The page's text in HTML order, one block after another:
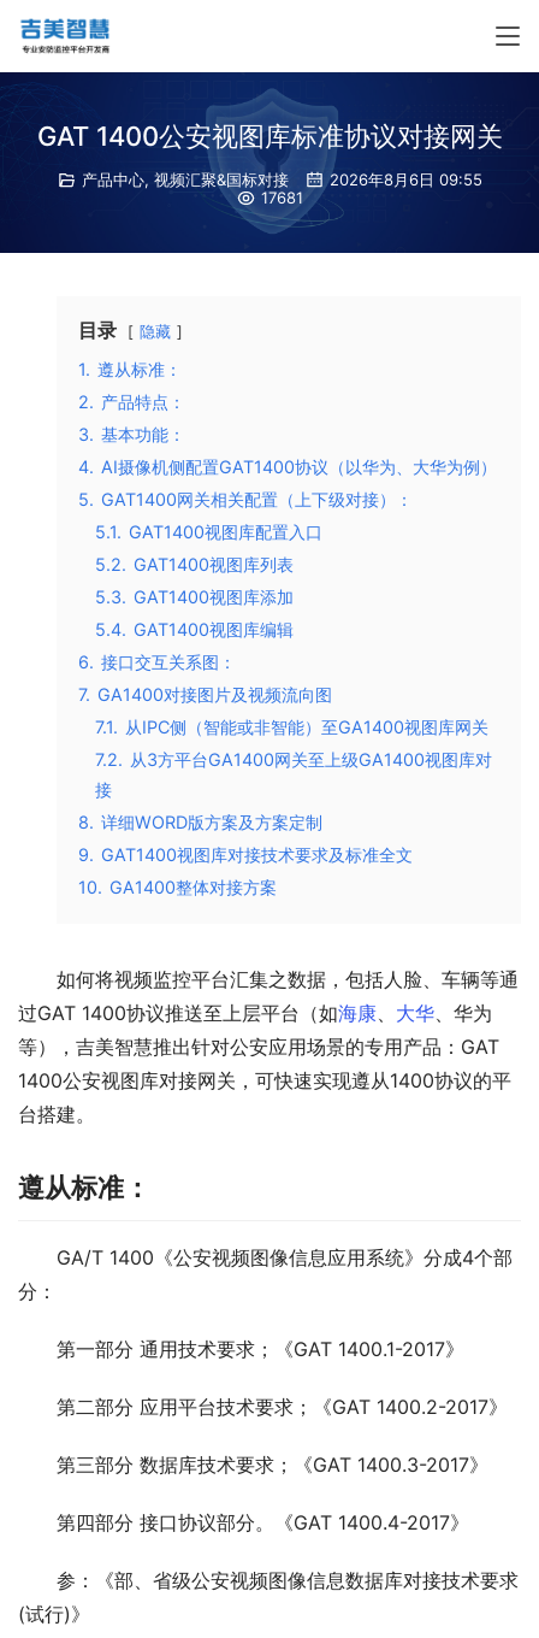
GAT 1400公安视图库标准协议对接网关
产品中心, 视频汇聚&国标对接
2026年8月6日 09:55
17681
目录 隐藏
1. 遵从标准：
2. 产品特点：
3. 基本功能：
4. AI摄像机侧配置GAT1400协议（以华为、大华为例）
5. GAT1400网关相关配置（上下级对接）：
5.1. GAT1400视图库配置入口
5.2. GAT1400视图库列表
5.3. GAT1400视图库添加
5.4. GAT1400视图库编辑
6. 接口交互关系图：
7. GA1400对接图片及视频流向图
7.1. 从IPC侧（智能或非智能）至GA1400视图库网关
7.2. 从3方平台GA1400网关至上级GA1400视图库对
接
8. 详细WORD版方案及方案定制
9. GAT1400视图库对接技术要求及标准全文
10. GA1400整体对接方案
如何将视频监控平台汇集之数据，包括人脸、车辆等通
过GAT 1400协议推送至上层平台（如海康、 大华、华为
等），吉美智慧推出针对公安应用场景的专用产品：GAT
1400公安视图库对接网关，可快速实现遵从1400协议的平
台搭建。
遵从标准：
GA/T 1400《公安视频图像信息应用系统》分成4个部
分：
第一部分 通用技术要求；《GAT 1400.1-2017》
第二部分 应用平台技术要求；《GAT 1400.2-2017》
第三部分 数据库技术要求；《GAT 1400.3-2017》
第四部分 接口协议部分。《GAT 1400.4-2017》
参：《部、省级公安视频图像信息数据库对接技术要求
(试行)》